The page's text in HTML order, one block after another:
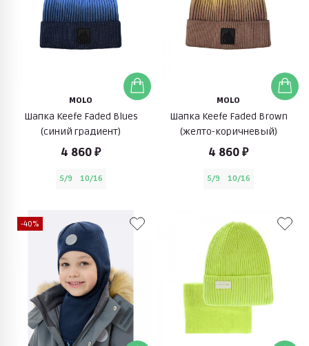
MOLO
Шапка Keefe Faded Blues
(синий градиент)
4 860 ₽
5/9 10/16
MOLO
Шапка Keefe Faded Brown
(желто-коричневый)
4 860 ₽
5/9 10/16
-40%